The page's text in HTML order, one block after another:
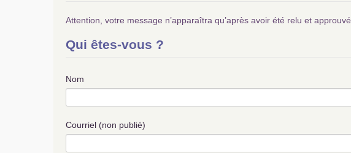
Attention, votre message n’apparaîtra qu’après avoir été relu et approuvé.
Qui êtes-vous ?
Nom
Courriel (non publié)